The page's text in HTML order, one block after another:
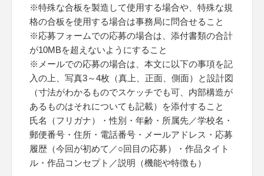
※特殊な合板を製造して使用する場合や、特殊な規
格の合板を使用する場合は事務局に問合せること
※応募フォームでの応募の場合は、添付書類の合計
が10MBを超えないようにすること
※メールでの応募の場合は、本文に以下の事項を記
入の上、写真3～4枚（真上、正面、側面）と設計図
（寸法がわかるものでスケッチでも可、内部構造が
あるものはそれについても記載）を添付すること
氏名（フリガナ）・性別・年齢・所属先／学校名・
郵便番号・住所・電話番号・メールアドレス・応募
履歴（今回が初めて／○回目の応募）・作品タイト
ル・作品コンセプト／説明（機能や特徴も）